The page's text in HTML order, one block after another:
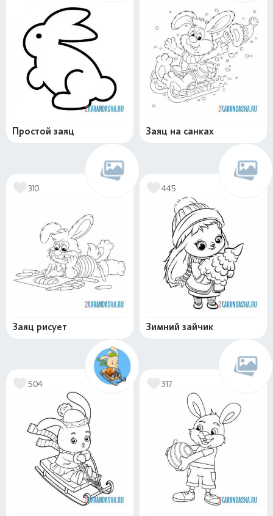
Простой заяц Заяц на санках
310
Заяц рисует
445
Зимний зайчик
504 317